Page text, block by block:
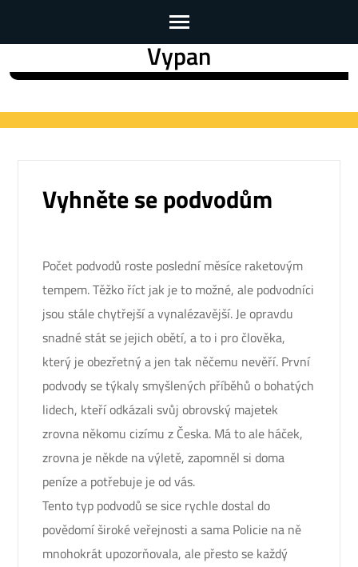
to
(Press
Vypan
Vyhněte se podvodům
Počet podvodů roste poslední měsíce raketovým
tempem. Těžko říct jak je to možné, ale podvodníci
jsou stále chytřejší a vynalézavější. Je opravdu
snadné stát se jejich obětí, a to i pro člověka,
který je obezřetný a jen tak něčemu nevěří. První
podvody se týkaly smyšlených příběhů o bohatých
lidech, kteří odkázali svůj obrovský majetek
zrovna někomu cizímu z Česka. Má to ale háček,
zrovna je někde na výletě, zapomněl si doma
peníze a potřebuje je od vás.
Tento typ podvodů se sice rychle dostal do
povědomí široké veřejnosti a sama Policie na ně
mnohokrát upozorňovala, ale přesto se každý